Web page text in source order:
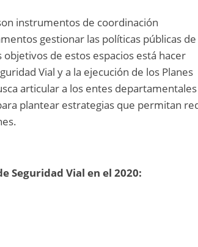
instrumentos de coordinación
gestionar las políticas públicas de
de estos espacios está hacer
Vial y a la ejecución de los Planes
articular a los entes
plantear estrategias que permitan
Seguridad Vial en el 2020: